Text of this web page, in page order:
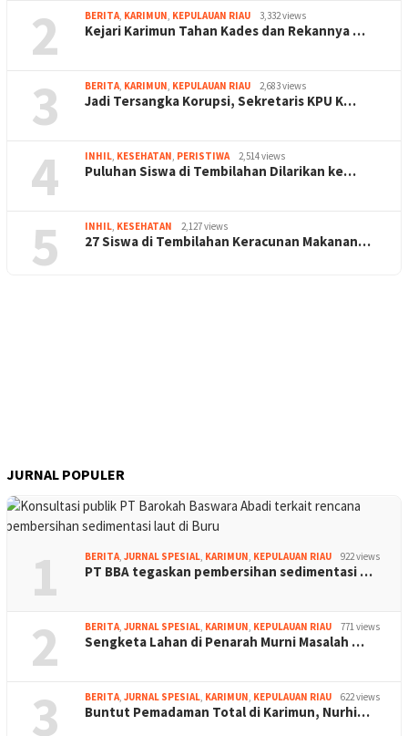
2 BERITA, KARIMUN, KEPULAUAN RIAU 3,332 views
Kejari Karimun Tahan Kades dan Rekannya …
3 BERITA, KARIMUN, KEPULAUAN RIAU 2,683 views
Jadi Tersangka Korupsi, Sekretaris KPU K…
4 INHIL, KESEHATAN, PERISTIWA 2,514 views
Puluhan Siswa di Tembilahan Dilarikan ke…
5 INHIL, KESEHATAN 2,127 views
27 Siswa di Tembilahan Keracunan Makanan…
JURNAL POPULER
1 BERITA, JURNAL SPESIAL, KARIMUN, KEPULAUAN RIAU 922 views
PT BBA tegaskan pembersihan sedimentasi …
2 BERITA, JURNAL SPESIAL, KARIMUN, KEPULAUAN RIAU 771 views
Sengketa Lahan di Penarah Murni Masalah …
3 BERITA, JURNAL SPESIAL, KARIMUN, KEPULAUAN RIAU 622 views
Buntut Pemadaman Total di Karimun, Nurhi…